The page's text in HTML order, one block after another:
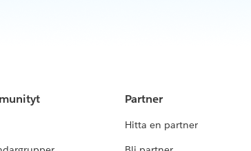
Partner
Hitta en partner